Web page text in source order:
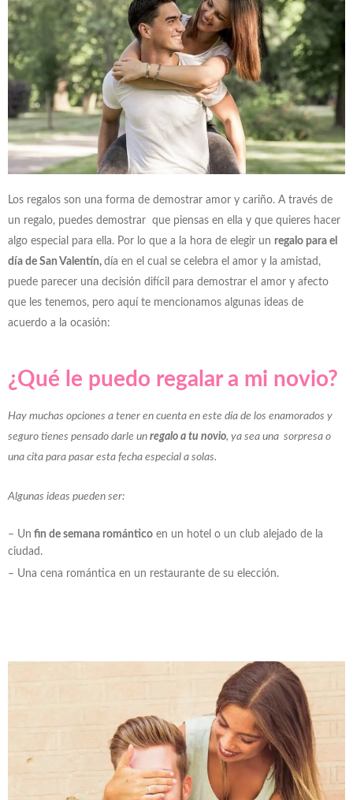
Los regalos son una forma de demostrar amor y cariño. A través de
un regalo, puedes demostrar que piensas en ella y que quieres hacer
algo especial para ella. Por lo que a la hora de elegir un regalo para el
día de San Valentín, día en el cual se celebra el amor y la amistad,
puede parecer una decisión difícil para demostrar el amor y afecto
que les tenemos, pero aquí te mencionamos algunas ideas de
acuerdo a la ocasión:
¿Qué le puedo regalar a mi novio?
Hay muchas opciones a tener en cuenta en este día de los enamorados y
seguro tienes pensado darle un regalo a tu novio, ya sea una sorpresa o
una cita para pasar esta fecha especial a solas.
Algunas ideas pueden ser:
– Un fin de semana romántico en un hotel o un club alejado de la
ciudad.
– Una cena romántica en un restaurante de su elección.